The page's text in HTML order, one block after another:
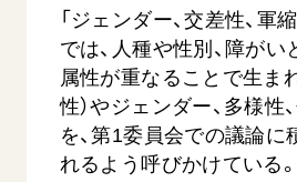
略年表
入会について
関連団体
道府県中心会館
聖教ブックストア
soka youth media
Soka Gakkai グローバルサイト
SGIピースサイト
「ジェンダー、交差性、軍
では、人種や性別、障が
属性が重なることで生ま
性）やジェンダー、多様性
を、第1委員会での議論に
れるよう呼びかけている。